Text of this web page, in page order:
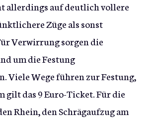
allerdings auf deutlich vollere
Züge als sonst
Verwirrung sorgen die
um die Festung
Viele Wege führen zur Festung,
gilt das 9 Euro-Ticket. Für die
Rhein, den Schrägaufzug am